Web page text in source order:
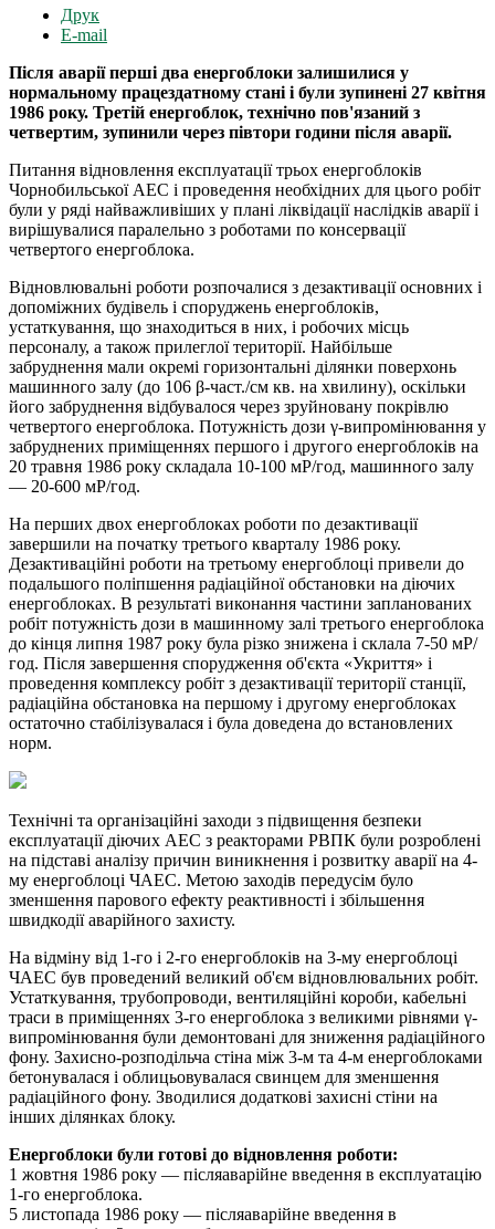
Друк
E-mail
Після аварії перші два енергоблоки залишилися у
нормальному працездатному стані і були зупинені 27 квітня
1986 року. Третій енергоблок, технічно пов'язаний з
четвертим, зупинили через півтори години після аварії.
Питання відновлення експлуатації трьох енергоблоків
Чорнобильської АЕС і проведення необхідних для цього робіт
були у ряді найважливіших у плані ліквідації наслідків аварії і
вирішувалися паралельно з роботами по консервації
четвертого енергоблока.
Відновлювальні роботи розпочалися з дезактивації основних і
допоміжних будівель і споруджень енергоблоків,
устаткування, що знаходиться в них, і робочих місць
персоналу, а також прилеглої території. Найбільше
забруднення мали окремі горизонтальні ділянки поверхонь
машинного залу (до 106 β-част./см кв. на хвилину), оскільки
його забруднення відбувалося через зруйновану покрівлю
четвертого енергоблока. Потужність дози γ-випромінювання у
забруднених приміщеннях першого і другого енергоблоків на
20 травня 1986 року складала 10-100 мР/год, машинного залу
— 20-600 мР/год.
На перших двох енергоблоках роботи по дезактивації
завершили на початку третього кварталу 1986 року.
Дезактиваційні роботи на третьому енергоблоці привели до
подальшого поліпшення радіаційної обстановки на діючих
енергоблоках. В результаті виконання частини запланованих
робіт потужність дози в машинному залі третього енергоблока
до кінця липня 1987 року була різко знижена і склала 7-50 мР/
год. Після завершення спорудження об'єкта «Укриття» і
проведення комплексу робіт з дезактивації території станції,
радіаційна обстановка на першому і другому енергоблоках
остаточно стабілізувалася і була доведена до встановлених
норм.
Технічні та організаційні заходи з підвищення безпеки
експлуатації діючих АЕС з реакторами РВПК були розроблені
на підставі аналізу причин виникнення і розвитку аварії на 4-
му енергоблоці ЧАЕС. Метою заходів передусім було
зменшення парового ефекту реактивності і збільшення
швидкодії аварійного захисту.
На відміну від 1-го і 2-го енергоблоків на 3-му енергоблоці
ЧАЕС був проведений великий об'єм відновлювальних робіт.
Устаткування, трубопроводи, вентиляційні короби, кабельні
траси в приміщеннях 3-го енергоблока з великими рівнями γ-
випромінювання були демонтовані для зниження радіаційного
фону. Захисно-розподільча стіна між 3-м та 4-м енергоблоками
бетонувалася і облицьовувалася свинцем для зменшення
радіаційного фону. Зводилися додаткові захисні стіни на
інших ділянках блоку.
Енергоблоки були готові до відновлення роботи:
1 жовтня 1986 року — післяаварійне введення в експлуатацію
1-го енергоблока.
5 листопада 1986 року — післяаварійне введення в